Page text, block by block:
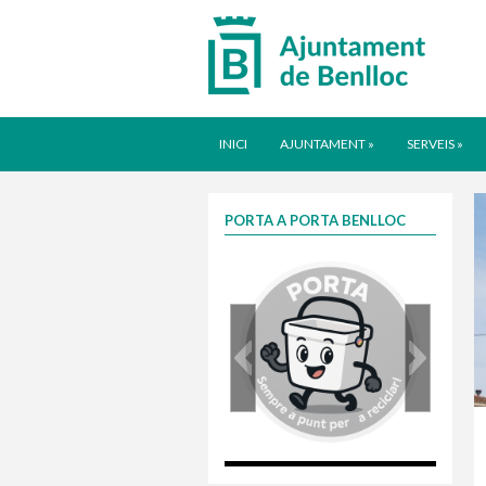
INICI AJUNTAMENT » SERVEIS »
PORTA A PORTA BENLLOC